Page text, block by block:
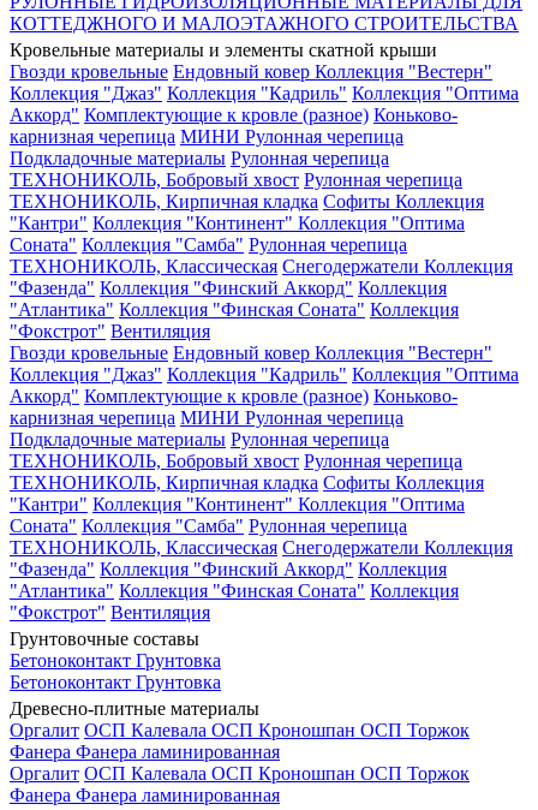
КОТТЕДЖНОГО И МАЛОЭТАЖНОГО СТРОИТЕЛЬСТВА
Кровельные материалы и элементы скатной крыши
Гвозди кровельные Ендовный ковер Коллекция "Вестерн"
Коллекция "Джаз" Коллекция "Кадриль" Коллекция "Оптима
Аккорд" Комплектующие к кровле (разное) Коньково-
карнизная черепица МИНИ Рулонная черепица
Подкладочные материалы Рулонная черепица
ТЕХНОНИКОЛЬ, Бобровый хвост Рулонная черепица
ТЕХНОНИКОЛЬ, Кирпичная кладка Софиты Коллекция
"Кантри" Коллекция "Континент" Коллекция "Оптима
Соната" Коллекция "Самба" Рулонная черепица
ТЕХНОНИКОЛЬ, Классическая Снегодержатели Коллекция
"Фазенда" Коллекция "Финский Аккорд" Коллекция
"Атлантика" Коллекция "Финская Соната" Коллекция
"Фокстрот" Вентиляция
Гвозди кровельные Ендовный ковер Коллекция "Вестерн"
Коллекция "Джаз" Коллекция "Кадриль" Коллекция "Оптима
Аккорд" Комплектующие к кровле (разное) Коньково-
карнизная черепица МИНИ Рулонная черепица
Подкладочные материалы Рулонная черепица
ТЕХНОНИКОЛЬ, Бобровый хвост Рулонная черепица
ТЕХНОНИКОЛЬ, Кирпичная кладка Софиты Коллекция
"Кантри" Коллекция "Континент" Коллекция "Оптима
Соната" Коллекция "Самба" Рулонная черепица
ТЕХНОНИКОЛЬ, Классическая Снегодержатели Коллекция
"Фазенда" Коллекция "Финский Аккорд" Коллекция
"Атлантика" Коллекция "Финская Соната" Коллекция
"Фокстрот" Вентиляция
Грунтовочные составы
Бетоноконтакт Грунтовка
Бетоноконтакт Грунтовка
Древесно-плитные материалы
Оргалит ОСП Калевала ОСП Кроношпан ОСП Торжок
Фанера Фанера ламинированная
Оргалит ОСП Калевала ОСП Кроношпан ОСП Торжок
Фанера Фанера ламинированная